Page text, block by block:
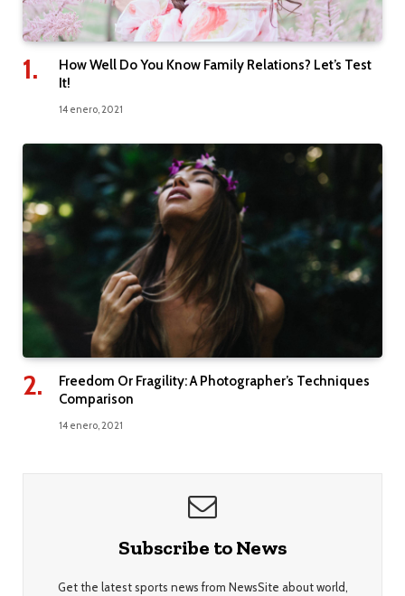
How Well Do You Know Family Relations? Let’s Test
It!
14 enero, 2021
Freedom Or Fragility: A Photographer’s Techniques
Comparison
14 enero, 2021
Subscribe to News
Get the latest sports news from NewsSite about world,